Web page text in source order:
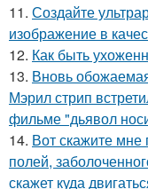
11. Создайте
изображение в
12. Как быть
13. Вновь
Мэрил стрип
фильме "дьявол
14. Вот скажите
полей,
скажет куда